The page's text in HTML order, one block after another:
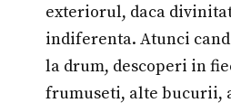
exteriorul, daca
indiferenta. Atunci
la drum, descoperi in
frumuseti, alte bucurii,